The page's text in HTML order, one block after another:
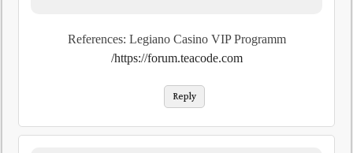
References: Legiano Casino VIP Programm
https://forum.teacode.com/
Reply